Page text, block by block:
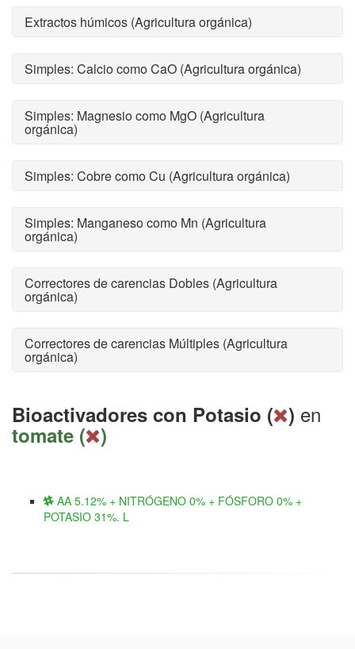
Extractos húmicos (Agricultura orgánica)
Simples: Calcio como CaO (Agricultura orgánica)
Simples: Magnesio como MgO (Agricultura
orgánica)
Simples: Cobre como Cu (Agricultura orgánica)
Simples: Manganeso como Mn (Agricultura
orgánica)
Correctores de carencias Dobles (Agricultura
orgánica)
Correctores de carencias Múltiples (Agricultura
orgánica)
Bioactivadores con Potasio ( ) en
tomate ( )
AA 5.12% + NITRÓGENO 0% + FÓSFORO 0% +
POTASIO 31%. L